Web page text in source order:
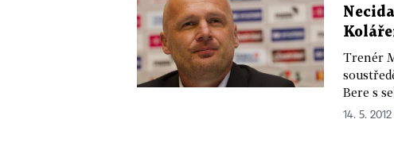
Trenér
Bere s
14. 5.